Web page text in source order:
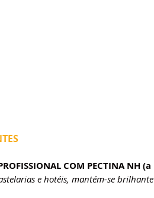
COM PECTINA
e hotéis, mantém-se